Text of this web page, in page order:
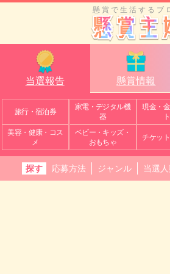
懸賞で生活するブ
当選報告 懸賞情報
旅行・宿泊券
家電・デジタル機
器
現金・
美容・健康・コス
メ
ベビー・キッズ・
おもちゃ
チケッ
探す 応募方法 ジャンル 当選